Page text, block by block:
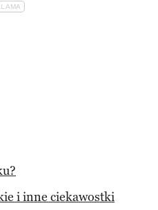
i inne ciekawostki